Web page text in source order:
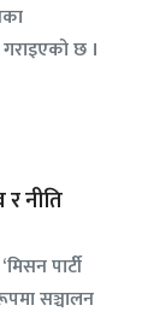
छ ।
र नीति
पार्टी
सञ्चालन